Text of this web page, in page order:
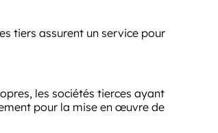
tiers assurent un service pour
les sociétés tierces ayant
pour la mise en œuvre de